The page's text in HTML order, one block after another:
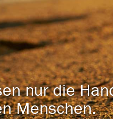
nur die
Menschen.